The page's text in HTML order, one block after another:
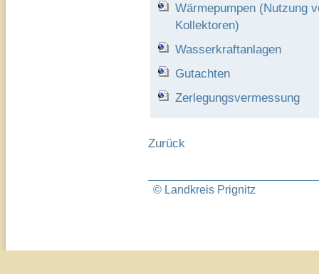
Wärmepumpen (Nutzung
Kollektoren)
Wasserkraftanlagen
Gutachten
Zerlegungsvermessung
Zurück
© Landkreis Prignitz